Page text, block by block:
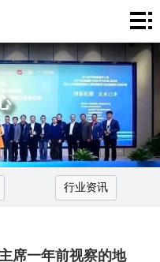
行业资讯
席一年前视察的地